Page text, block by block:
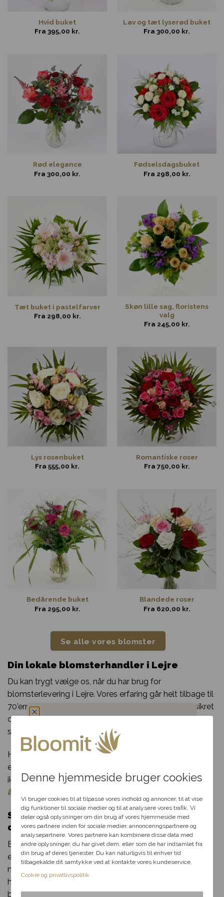
Denne hjemmeside bruger cookies
Vi bruger cookies til at tilpasse vores indhold og annoncer, til at vise
dig funktioner til sociale medier og til at analysere vores trafik. Vi
deler også oplysninger om din brug af vores hjemmeside med
vores partnere inden for sociale medier, annonceringspartnere og
analysepartnere. Vores partnere kan kombinere disse data med
andre oplysninger, du har givet dem, eller som de har indsamlet fra
din brug af deres tjenester. Du kan naturligvis til enhver tid
tilbagekalde dit samtykke ved at kontakte vores kundeservice.
Cookie og privatlivspolitik
Hvid buket
Fra 395,00 kr.
Lav og tæt lyserød buket
Fra 300,00 kr.
Rød elegance
Fra 300,00 kr.
Fødselsdagsbuket
Fra 298,00 kr.
Tæt buket i pastelfarver
Fra 298,00 kr.
Skøn lille sag, floristens
valg
Fra 245,00 kr.
Lys rosenbuket
Fra 555,00 kr.
Romantiske roser
Fra 750,00 kr.
Bedårende buket
Fra 295,00 kr.
Blandede roser
Fra 620,00 kr.
Se alle vores blomster
Din lokale blomsterhandler i Lejre
Du kan trygt vælge os, når du har brug for
blomsterlevering i Lejre. Vores erfaring går helt tilbage til
70’erne og vores mange år i blomsterbranchen har sikret
os et kæmpe netværk af florister og blomsterbutikker
som vi samarbejder med.
Har du spørgsmål til din bestilling, udvalget af blomster
eller særlige ønsker til din blomsterdekoration? Så tøv
ikke med at kontakte os per telefon eller mail i vores
åbningstid.
Send blomster til Lejre– levering samme
dag
Bloomit gør blomsterudbringning i Lejrelige så let som
en leg. Alt du skal gøre, er at klikke et par gange med
musen og indtaste de nødvendige informationer. Når du
har gjort det, kan vi klargøre og sende din smukke
blomsterlevering til en heldig i Lejre!
Du har fået en
passer til dig, så hjælper vi
dig videre med at finde den
perfekte rabat til dit svar.
Fødselsdag